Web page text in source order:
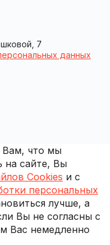
7
данных
Вам, что мы
на сайте, Вы
Cookies и с
персональных
лучше, а
Вы не согласны с
Вас немедленно